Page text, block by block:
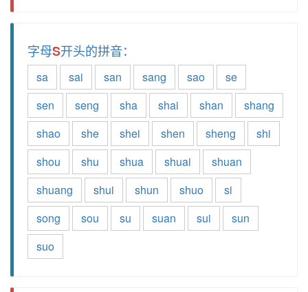
字母S开头的拼音：
sa sai san sang sao
se
sen
seng sha shai shan
shang
shao
she shei shen sheng
shi
shou
shu shua shuai
shuan
shuang
shui shun shuo
si
song
sou su suan sui
sun
suo